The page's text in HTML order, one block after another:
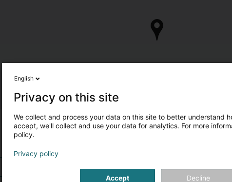
English
Privacy on this site
We collect and process your data on this site to better understand
accept, we'll collect and use your data for analytics. For more
policy.
Privacy policy
Accept Decline